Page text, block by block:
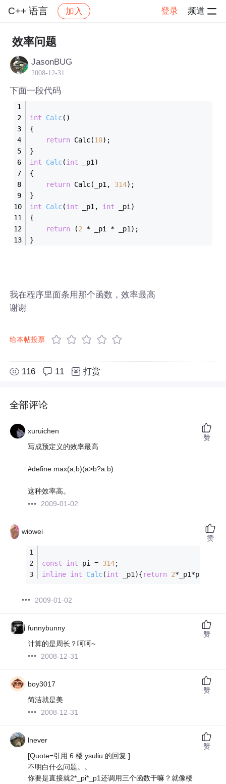
C++ 语言 加入 登录 频道
社区 C++ 语言
效率问题
JasonBUG
2008-12-31
下面一段代码
int Calc()
{
return Calc(10);
}
int
Calc(int _p1)
{
return Calc(_p1, 314);
}
int
Calc(int _p1, int _pi)
{
return (2 * _pi * _p1);
}
我在程序里面条用那个函数，效率最高
谢谢
给本帖投票
116 11 打赏
全部评论
xuruichen
写成预定义的效率最高
#define max(a,b)(a>b?a:b)
这种效率高。
2009-01-02
赞
wiowei
const int pi = 314;
inline int Calc(int _p1){return 2*_p1*pi;}
2009-01-02
赞
funnybunny
计算的是周长？呵呵~
2008-12-31
赞
boy3017
简洁就是美
2008-12-31
赞
lnever
[Quote=引用 6 楼 ysuliu 的回复:]
不明白什么问题。。
你要是直接就2*_pi*_p1还调用三个函数干嘛？就像楼
赞